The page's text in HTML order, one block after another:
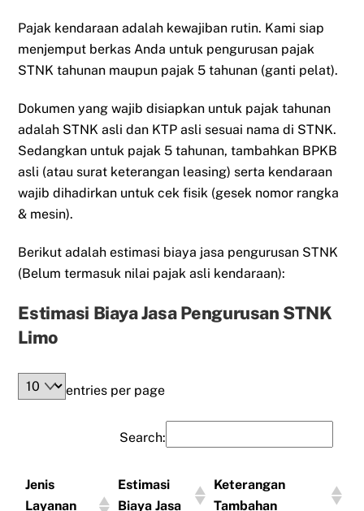
Pajak kendaraan adalah kewajiban rutin. Kami siap
menjemput berkas Anda untuk pengurusan pajak
STNK tahunan maupun pajak 5 tahunan (ganti pelat).
Dokumen yang wajib disiapkan untuk pajak tahunan
adalah STNK asli dan KTP asli sesuai nama di STNK.
Sedangkan untuk pajak 5 tahunan, tambahkan BPKB
asli (atau surat keterangan leasing) serta kendaraan
wajib dihadirkan untuk cek fisik (gesek nomor rangka
& mesin).
Berikut adalah estimasi biaya jasa pengurusan STNK
(Belum termasuk nilai pajak asli kendaraan):
Estimasi Biaya Jasa Pengurusan STNK
Limo
entries per page
Search:
Jenis
Layanan
Estimasi
Biaya Jasa
Keterangan
Tambahan